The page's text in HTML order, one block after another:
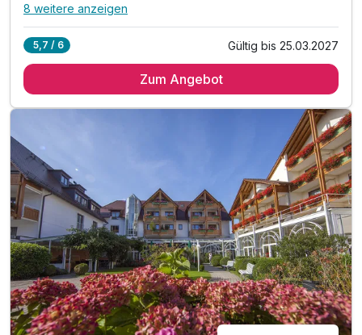
Alle Inklusivleistungen
5 x 5-Gänge-Abendmenü im Rahmen der Halbpension
Ausgezeichneter Wellnessbereich mit
Indoor-Pool mit Ruhe-Wintergarten
Saunalandschaft (textilfrei) mit
verschiedenen Saunen, Erlebnisdusche, Zirbenstube
und Ruhe-Insel
inkl. kuscheliger Leih-Bademantel & Saunatuch
Saunalandschaft (mit Textil) mit Kräuter-Sauna
Dampfbad, Salzgrotte, Ruhe-Raum
8 weitere anzeigen
5,7 / 6 Gültig bis 25.03.2027
Zum Angebot